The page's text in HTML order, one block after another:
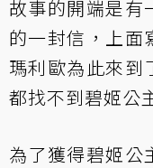
故事的開端是有
的一封信，上面
瑪利歐為此來到
都找不到碧姬公
為了獲得碧姬公